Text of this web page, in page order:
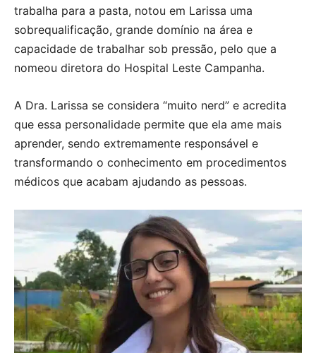
trabalha para a pasta, notou em Larissa uma
sobrequalificação, grande domínio na área e
capacidade de trabalhar sob pressão, pelo que a
nomeou diretora do Hospital Leste Campanha.
A Dra. Larissa se considera “muito nerd” e acredita
que essa personalidade permite que ela ame mais
aprender, sendo extremamente responsável e
transformando o conhecimento em procedimentos
médicos que acabam ajudando as pessoas.